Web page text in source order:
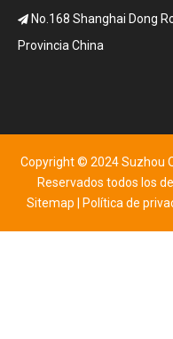
 No.168 Shanghai Dong
Provincia China
Copyright © 2024 Suzhou
Reservados todos los
Sitemap
Política de